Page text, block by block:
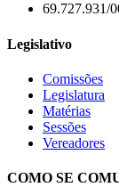
69.727.931/
Legislativo
Comissões
Legislatura
Matérias
Sessões
Vereadores
COMO SE